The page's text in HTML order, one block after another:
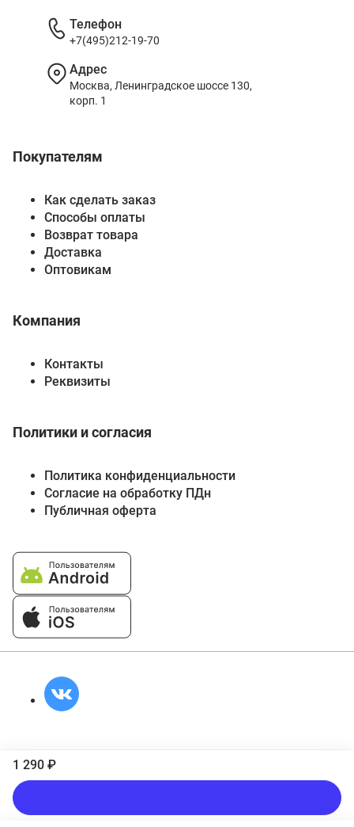
1 290 ₽
Покупателям
Как сделать заказ
Способы оплаты
Возврат товара
Доставка
Оптовикам
Компания
Контакты
Реквизиты
Политики и согласия
Политика конфиденциальности
Согласие на обработку ПДн
Публичная оферта
Телефон
+7(495)212-19-70
Адрес
Москва, Ленинградское шоссе 130,
корп. 1